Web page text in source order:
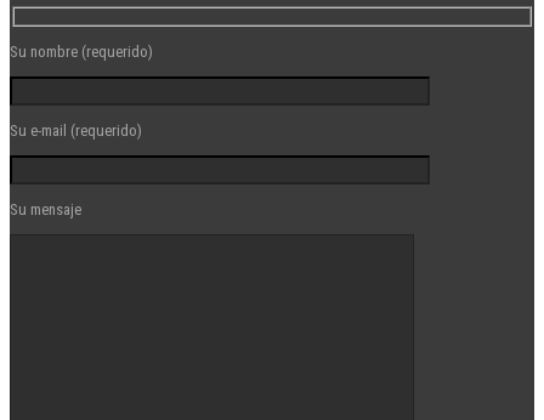
Su nombre (requerido)
Su e-mail (requerido)
Su mensaje